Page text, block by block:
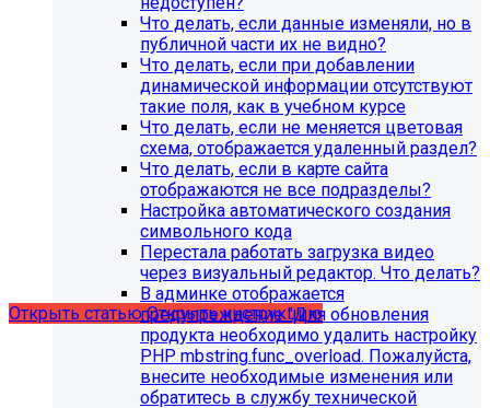
С 1 февраля 2023 года ограничена
поддержка продуктов 1С-Битрикс на
PHP версии ниже 8.0. Рекомендуемая
версия PHP - 8.1 и выше
Открыть статьюОткрыть инструкцию
Что делать, если данные изменяли, но в
публичной части их не видно?
Что делать, если при добавлении
динамической информации отсутствуют
такие поля, как в учебном курсе
Что делать, если не меняется цветовая
схема, отображается удаленный раздел?
Что делать, если в карте сайта
отображаются не все подразделы?
Настройка автоматического создания
символьного кода
Перестала работать загрузка видео
через визуальный редактор. Что делать?
В админке отображается
предупреждение "Для обновления
продукта необходимо удалить настройку
PHP mbstring.func_overload. Пожалуйста,
внесите необходимые изменения или
обратитесь в службу технической